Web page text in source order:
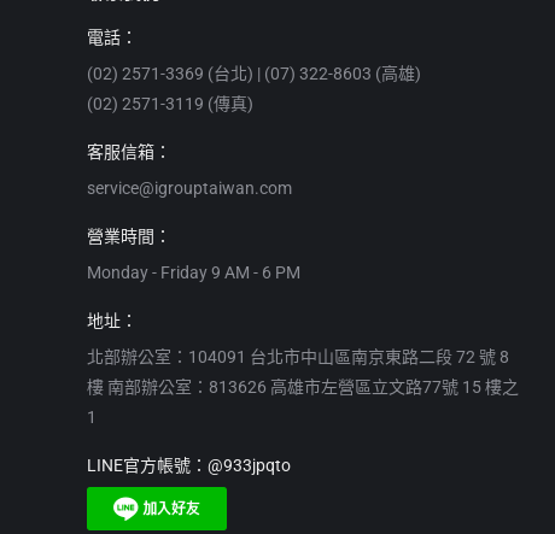
電話：
(02) 2571-3369 (台北) | (07) 322-8603 (高雄)
(02) 2571-3119 (傳真)
客服信箱：
service@igrouptaiwan.com
營業時間：
Monday - Friday 9 AM - 6 PM
地址：
北部辦公室：104091 台北市中山區南京東路二段 72 號 8
樓 南部辦公室：813626 高雄市左營區立文路77號 15 樓之
1
LINE官方帳號：@933jpqto